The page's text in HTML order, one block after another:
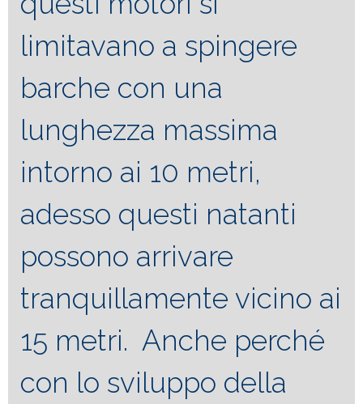
limitavano a spingere
barche con una
lunghezza massima
intorno ai 10 metri,
adesso questi natanti
possono arrivare
tranquillamente vicino ai
15 metri. Anche perché
con lo sviluppo della